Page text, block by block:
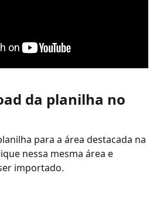
da planilha no
para a área destacada na
nessa mesma área e
importado.